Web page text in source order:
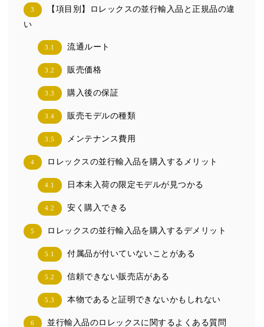
3
【項目別】ロレックスの並行輸入品と正規品の違
い
3.1 流通ルート
3.2 販売価格
3.3 購入後の保証
3.4 販売モデルの種類
3.5 メンテナンス費用
4 ロレックスの並行輸入品を購入するメリット
4.1 日本未入荷の限定モデルが見つかる
4.2 安く購入できる
5 ロレックスの並行輸入品を購入するデメリット
5.1 付属品が付いていないことがある
5.2 信頼できない販売店がある
5.3 本物であると証明できないかもしれない
6 並行輸入品のロレックスに関するよくある質問